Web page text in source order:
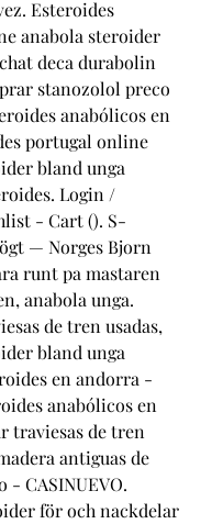
Esteroides
anabola steroider
deca durabolin
stanozolol preco
anabólicos en
portugal online
bland unga
Login /
- Cart (). S-
— Norges Bjorn
runt pa mastaren
anabola unga.
de tren usadas,
bland unga
en andorra -
anabólicos en
traviesas de tren
antiguas de
- CASINUEVO.
för och nackdelar